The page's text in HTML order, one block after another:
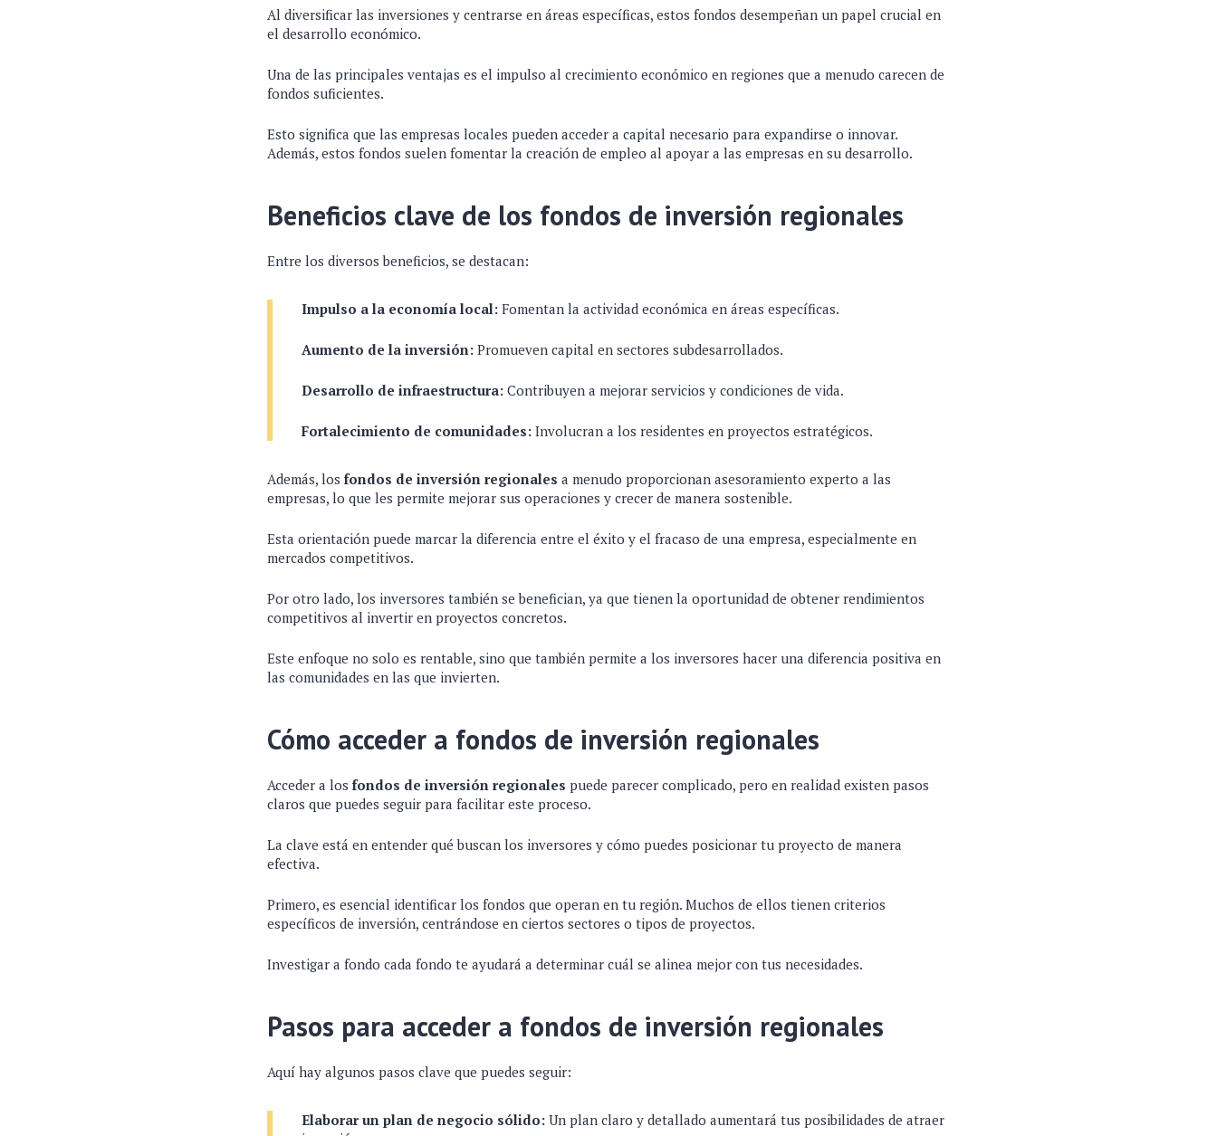
Al diversificar las inversiones y centrarse en áreas específicas, estos fondos desempeñan un papel crucial en
el desarrollo económico.
Una de las principales ventajas es el impulso al crecimiento económico en regiones que a menudo carecen de
fondos suficientes.
Esto significa que las empresas locales pueden acceder a capital necesario para expandirse o innovar.
Además, estos fondos suelen fomentar la creación de empleo al apoyar a las empresas en su desarrollo.
Beneficios clave de los fondos de inversión regionales
Entre los diversos beneficios, se destacan:
Impulso a la economía local: Fomentan la actividad económica en áreas específicas.
Aumento de la inversión: Promueven capital en sectores subdesarrollados.
Desarrollo de infraestructura: Contribuyen a mejorar servicios y condiciones de vida.
Fortalecimiento de comunidades: Involucran a los residentes en proyectos estratégicos.
Además, los fondos de inversión regionales a menudo proporcionan asesoramiento experto a las
empresas, lo que les permite mejorar sus operaciones y crecer de manera sostenible.
Esta orientación puede marcar la diferencia entre el éxito y el fracaso de una empresa, especialmente en
mercados competitivos.
Por otro lado, los inversores también se benefician, ya que tienen la oportunidad de obtener rendimientos
competitivos al invertir en proyectos concretos.
Este enfoque no solo es rentable, sino que también permite a los inversores hacer una diferencia positiva en
las comunidades en las que invierten.
Cómo acceder a fondos de inversión regionales
Acceder a los fondos de inversión regionales puede parecer complicado, pero en realidad existen pasos
claros que puedes seguir para facilitar este proceso.
La clave está en entender qué buscan los inversores y cómo puedes posicionar tu proyecto de manera
efectiva.
Primero, es esencial identificar los fondos que operan en tu región. Muchos de ellos tienen criterios
específicos de inversión, centrándose en ciertos sectores o tipos de proyectos.
Investigar a fondo cada fondo te ayudará a determinar cuál se alinea mejor con tus necesidades.
Pasos para acceder a fondos de inversión regionales
Aquí hay algunos pasos clave que puedes seguir:
Elaborar un plan de negocio sólido: Un plan claro y detallado aumentará tus posibilidades de atraer